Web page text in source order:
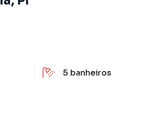
5 banheiros